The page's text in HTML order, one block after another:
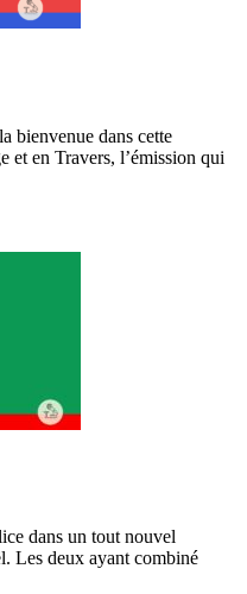
bienvenue dans cette
et en Travers, l’émission qui
dans un tout nouvel
Les deux ayant combiné